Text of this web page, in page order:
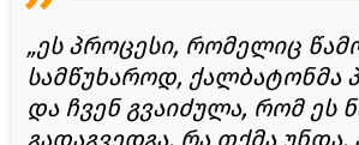
„ეს პროცესი, რომელიც
სამწუხაროდ, ქალბატონმა
და ჩვენ გვაიძულა, რომ ეს
გადაგვედგა, რა თქმა უნდა,